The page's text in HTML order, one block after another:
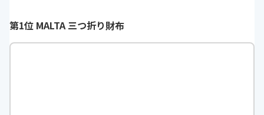
第1位 MALTA 三つ折り財布